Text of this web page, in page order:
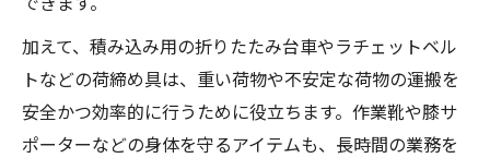
加えて、積み込み用の折りたたみ台車やラチェットベル
トなどの荷締め具は、重い荷物や不安定な荷物の運搬を
安全かつ効率的に行うために役立ちます。作業靴や膝サ
ポーターなどの身体を守るアイテムも、長時間の業務を